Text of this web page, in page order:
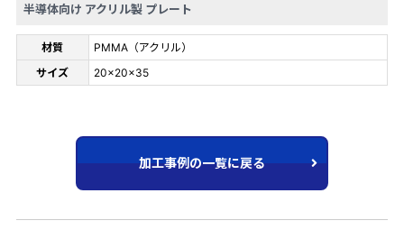
半導体向け アクリル製 プレート
材質
PMMA（アクリル）
サイズ
20×20×35
加工事例の一覧に戻る